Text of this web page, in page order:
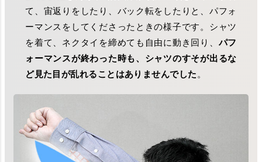
て、宙返りをしたり、バック転をしたりと、パフォ
ーマンスをしてくださったときの様子です。シャツ
を着て、ネクタイを締めても自由に動き回り、 パフ
ォーマンスが終わった時も、シャツのすそが出るな
ど見た目が乱れることはありませんでした 。